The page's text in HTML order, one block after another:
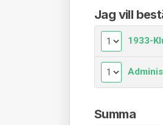
Jag vill
1933-
Summa